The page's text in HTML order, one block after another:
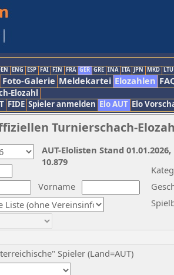
ENG ESP FAI FIN FRA GER GRE INA ITA JPN MKD LTU
Foto-Galerie Meldekartei Elozahlen
Elozahl
FIDE Spieler anmelden Elo AUT Elo
Turnierschach-
Vorname
Spieler (Land=AUT)
AUT-Elolisten Stand
10.879